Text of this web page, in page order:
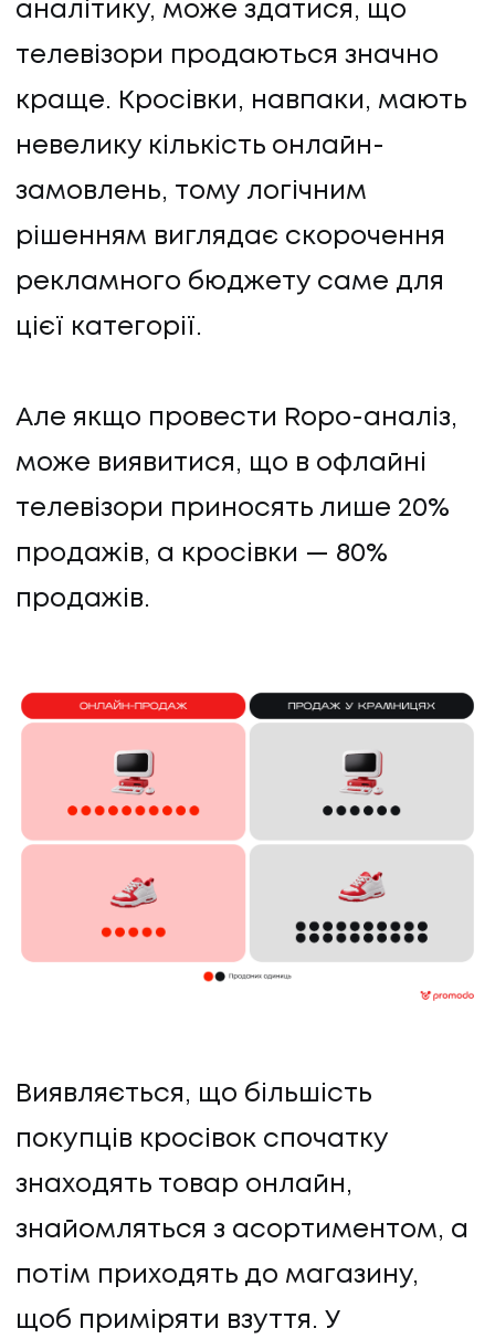
аналітику, може здатися, що
телевізори продаються значно
краще. Кросівки, навпаки, мають
невелику кількість онлайн-
замовлень, тому логічним
рішенням виглядає скорочення
рекламного бюджету саме для
цієї категорії.
Але якщо провести Ropo-аналіз,
може виявитися, що в офлайні
телевізори приносять лише 20%
продажів, а кросівки — 80%
продажів.
Виявляється, що більшість
покупців кросівок спочатку
знаходять товар онлайн,
знайомляться з асортиментом, а
потім приходять до магазину,
щоб приміряти взуття. У